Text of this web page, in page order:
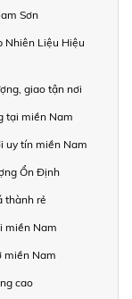
Sơn
Nhiên Liệu Hiệu
giao tận nơi
tại miền Nam
uy tín miền Nam
Ổn Định
thành rẻ
miền Nam
miền Nam
cao